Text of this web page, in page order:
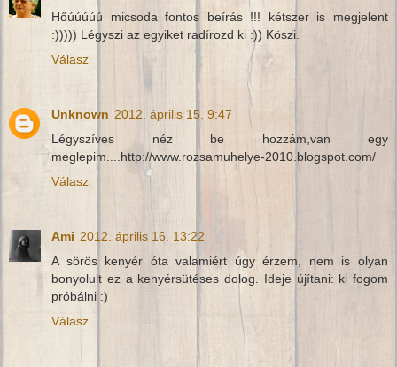
Hőúúúúú micsoda fontos beírás !!! kétszer is megjelent
:))))) Légyszi az egyiket radírozd ki :)) Köszi.
Válasz
Unknown 2012. április 15. 9:47
Légyszíves néz be hozzám,van egy
meglepim....http://www.rozsamuhelye-2010.blogspot.com/
Válasz
Ami 2012. április 16. 13:22
A sörös kenyér óta valamiért úgy érzem, nem is olyan
bonyolult ez a kenyérsütéses dolog. Ideje újítani: ki fogom
próbálni :)
Válasz